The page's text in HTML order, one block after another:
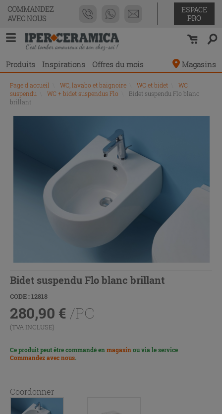
COMMANDEZ
AVEC NOUS
ESPACE
PRO
Produits Inspirations Offres du mois Magasins
Page d'accueil WC, lavabo et baignoire WC et bidet
WC
suspendu
WC + bidet suspendus Flo
Bidet suspendu Flo blanc
brillant
Bidet suspendu Flo blanc brillant
CODE : 12818
280,90 € /PC
(TVA INCLUSE)
Ce produit peut être commandé en magasin ou via le service
Commandez avec nous.
Coordonner